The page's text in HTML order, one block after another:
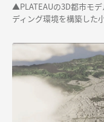
▲PLATEAUの3D都市モ
ディング環境を構築した